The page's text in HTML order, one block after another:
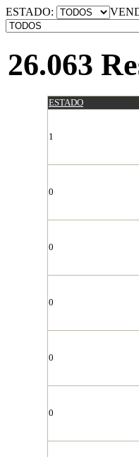
ESTADO:
26.063
ESTADO
1
0
0
0
0
0